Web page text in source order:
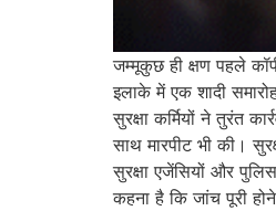
जम्मूकुछ ही क्षण पहले
इलाके में एक शादी
सुरक्षा कर्मियों ने तुरंत
साथ मारपीट भी की।
सुरक्षा एजेंसियों और
कहना है कि जांच पूरी